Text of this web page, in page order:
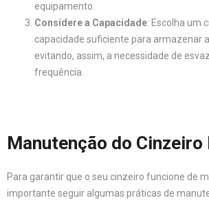
equipamento.
Considere a Capacidade: Escolha um
capacidade suficiente para armazenar
evitando, assim, a necessidade de
frequência.
Manutenção do
Para garantir que o seu cinzeiro funcione de
importante seguir algumas práticas de